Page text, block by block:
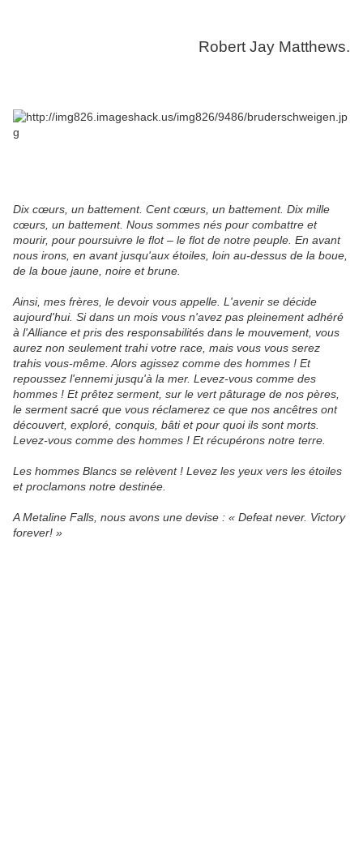
Robert Jay Matthews.
Dix cœurs, un battement. Cent cœurs, un battement. Dix mille
cœurs, un battement. Nous sommes nés pour combattre et
mourir, pour poursuivre le flot – le flot de notre peuple. En avant
nous irons, en avant jusqu'aux étoiles, loin au-dessus de la boue,
de la boue jaune, noire et brune.
Ainsi, mes frères, le devoir vous appelle. L'avenir se décide
aujourd'hui. Si dans un mois vous n'avez pas pleinement adhéré
à l'Alliance et pris des responsabilités dans le mouvement, vous
aurez non seulement trahi votre race, mais vous vous serez
trahis vous-même. Alors agissez comme des hommes ! Et
repoussez l'ennemi jusqu'à la mer. Levez-vous comme des
hommes ! Et prêtez serment, sur le vert pâturage de nos pères,
le serment sacré que vous réclamerez ce que nos ancêtres ont
découvert, exploré, conquis, bâti et pour quoi ils sont morts.
Levez-vous comme des hommes ! Et récupérons notre terre.
Les hommes Blancs se relèvent ! Levez les yeux vers les étoiles
et proclamons notre destinée.
A Metaline Falls, nous avons une devise : « Defeat never. Victory
forever! »